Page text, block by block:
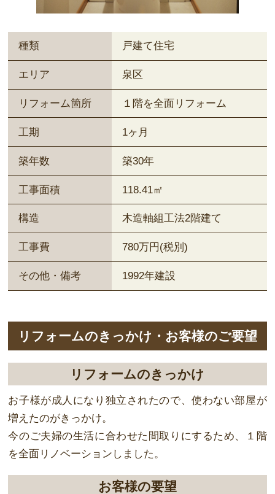
種類 戸建て住宅
エリア 泉区
リフォーム箇所 １階を全面リフォーム
工期 1ヶ月
築年数 築30年
工事面積 118.41㎡
構造 木造軸組工法2階建て
工事費 780万円(税別)
その他・備考 1992年建設
リフォームのきっかけ・お客様のご要望
リフォームのきっかけ
お子様が成人になり独立されたので、使わない部屋が
増えたのがきっかけ。
今のご夫婦の生活に合わせた間取りにするため、１階
を全面リノベーションしました。
お客様の要望